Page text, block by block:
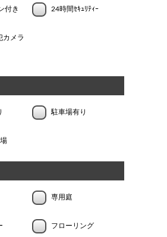
付き 24時間ｾｷｭﾘﾃｨｰ
カメラ
駐車場有り
専用庭
フローリング